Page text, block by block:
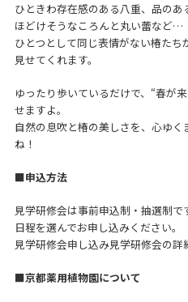
ひときわ存在感のある八重、品の
ほどけそうなころんと丸い蕾など…
ひとつとして同じ表情がない椿た
見せてくれます。
ゆったり歩いているだけで、“春が
せますよ。
自然の息吹と椿の美しさを、心ゆ
ね！
■申込方法
見学研修会は事前申込制・抽選制
日程を選んでお申し込みください。
見学研修会申し込み見学研修会の詳
■京都薬用植物園について